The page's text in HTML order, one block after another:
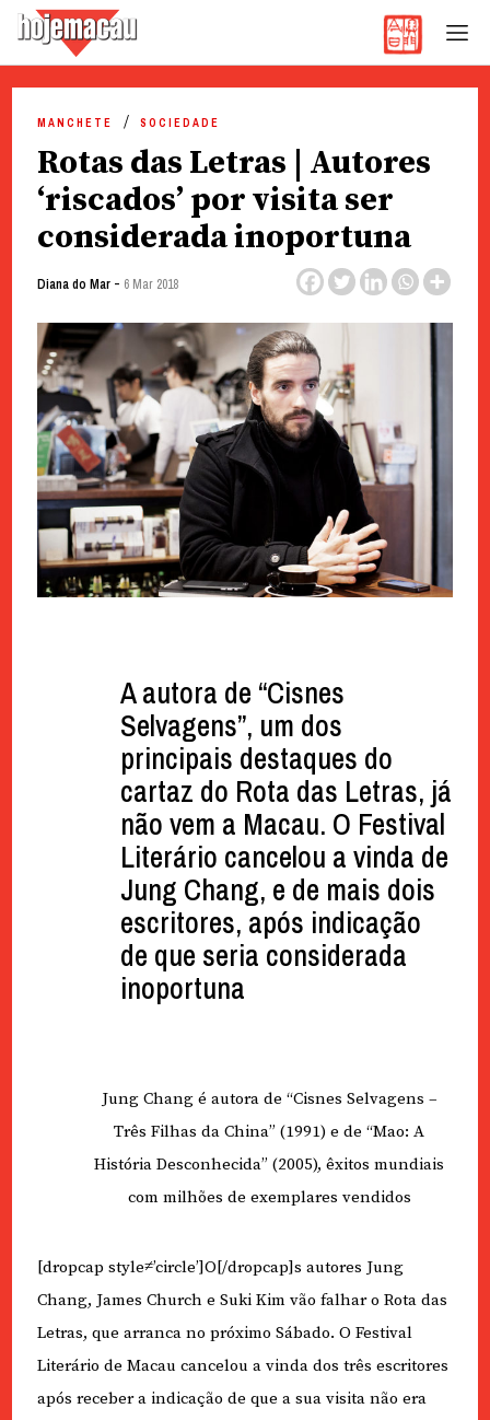
content
MANCHETE SOCIEDADE
Rotas das Letras | Autores
‘riscados’ por visita ser
considerada inoportuna
Diana do Mar- 6 Mar 2018
A autora de “Cisnes
Selvagens”, um dos
principais destaques do
cartaz do Rota das Letras, já
não vem a Macau. O Festival
Literário cancelou a vinda de
Jung Chang, e de mais dois
escritores, após indicação
de que seria considerada
inoportuna
Jung Chang é autora de “Cisnes Selvagens –
Três Filhas da China” (1991) e de “Mao: A
História Desconhecida” (2005), êxitos mundiais
com milhões de exemplares vendidos
[dropcap style≠’circle’]O[/dropcap]s autores Jung
Chang, James Church e Suki Kim vão falhar o Rota das
Letras, que arranca no próximo Sábado. O Festival
Literário de Macau cancelou a vinda dos três escritores
após receber a indicação de que a sua visita não era